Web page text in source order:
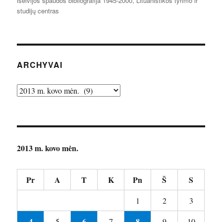
studijų centras
ARCHYVAI
Archyvai
2013 m. kovo mėn.
Pr A T K Pn Š S
1 2 3